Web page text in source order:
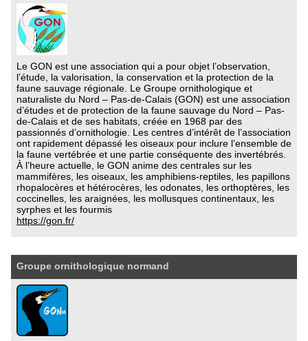
Le GON est une association qui a pour objet l’observation,
l’étude, la valorisation, la conservation et la protection de la
faune sauvage régionale. Le Groupe ornithologique et
naturaliste du Nord – Pas-de-Calais (GON) est une association
d’études et de protection de la faune sauvage du Nord – Pas-
de-Calais et de ses habitats, créée en 1968 par des
passionnés d’ornithologie. Les centres d’intérêt de l’association
ont rapidement dépassé les oiseaux pour inclure l’ensemble de
la faune vertébrée et une partie conséquente des invertébrés.
À l’heure actuelle, le GON anime des centrales sur les
mammifères, les oiseaux, les amphibiens-reptiles, les papillons
rhopalocères et hétérocères, les odonates, les orthoptères, les
coccinelles, les araignées, les mollusques continentaux, les
syrphes et les fourmis
https://gon.fr/
Groupe ornithologique normand